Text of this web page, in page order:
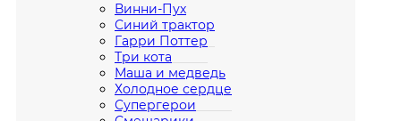
Винни-Пух
Синий трактор
Гарри Поттер
Три кота
Маша и медведь
Холодное сердце
Супергерои